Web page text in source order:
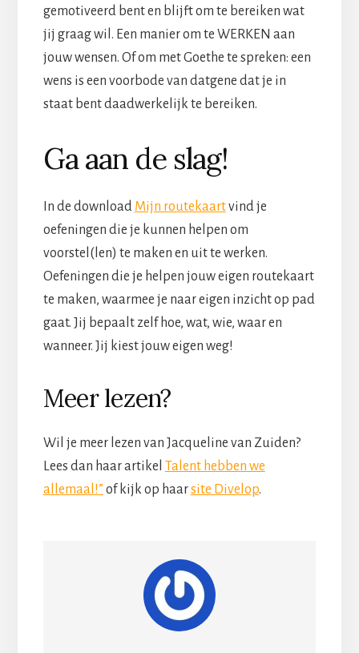
gemotiveerd bent en blijft om te bereiken wat
jij graag wil. Een manier om te WERKEN aan
jouw wensen. Of om met Goethe te spreken: een
wens is een voorbode van datgene dat je in
staat bent daadwerkelijk te bereiken.
Ga aan de slag!
In de download Mijn routekaartvind je
oefeningen die je kunnen helpen om
voorstel(len) te maken en uit te werken.
Oefeningen die je helpen jouw eigen routekaart
te maken, waarmee je naar eigen inzicht op pad
gaat. Jij bepaalt zelf hoe, wat, wie, waar en
wanneer. Jij kiest jouw eigen weg!
Meer lezen?
Wil je meer lezen van Jacqueline van Zuiden?
Lees dan haar artikel Talent hebben we
allemaal!” of kijk op haarsite Divelop.